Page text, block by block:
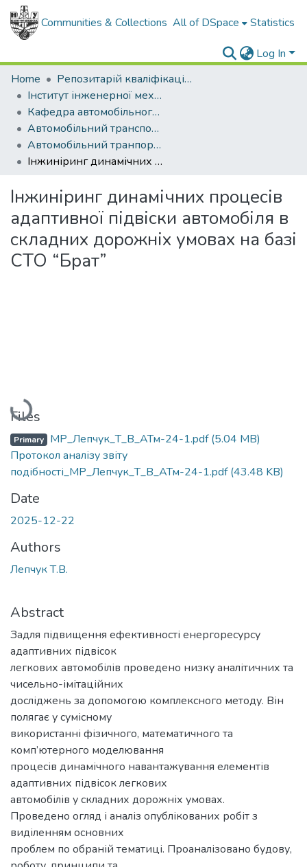
Communities & Collections All of DSpace Statistics
Log In
Home
Репозитарій кваліфікаційних робіт здобувачів вищої освіти
Інститут інженерної механіки і робототехніки
Кафедра автомобільного транспорту
Автомобільний транспорт (рівень магістр)
Автомобільний транпорт, магістр 2025
Інжиніринг динамічних процесів адаптивної підвіски автомобіля в складних дорожніх умовах на базі СТО “Брат”
Інжиніринг динамічних процесів
адаптивної підвіски автомобіля в
складних дорожніх умовах на базі
СТО “Брат”
Loading...
Files
Primary МР_Лепчук_Т_В_АТм-24-1.pdf(5.04 MB)
Протокол аналізу звіту
подібності_МР_Лепчук_Т_В_АТм-24-1.pdf(43.48 KB)
Date
2025-12-22
Authors
Лепчук Т.В.
Abstract
Задля підвищення ефективності енергоресурсу
адаптивних підвісок
легкових автомобілів проведено низку аналітичних та
чисельно-імітаційних
досліджень за допомогою комплексного методу. Він
полягає у сумісному
використанні фізичного, математичного та
комп’ютерного моделювання
процесів динамічного навантажування елементів
адаптивних підвісок легкових
автомобілів у складних дорожніх умовах.
Проведено огляд і аналіз опублікованих робіт з
виділенням основних
проблем по обраній тематиці. Проаналізовано будову,